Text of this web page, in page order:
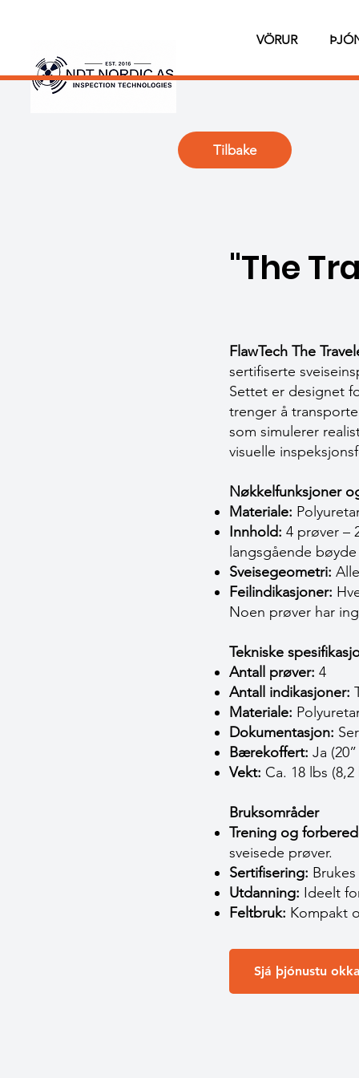
VÖRUR
Tilbake
"The
FlawTech The
sertifiserte
Settet er designet
trenger å
som simulerer
visuelle
Nøkkelfunksjoner
Materiale:
Innhold: 4 prøver –
langsgående
Sveisegeometri:
Feilindikasjoner:
Noen prøver har
Tekniske
Antall prøver: 4
Antall indikasjoner:
Materiale:
Dokumentasjon:
Bærekoffert: Ja
Vekt: Ca. 18 lbs (8,2
Bruksområder
Trening og
sveisede prøver.
Sertifisering:
Utdanning: Ideelt
Feltbruk: Kompakt
Sjá þjónustu